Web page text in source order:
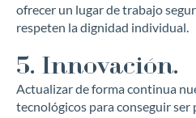
ofrecer un lugar de trabajo
respeten la dignidad individual.
5. Innovación.
Actualizar de forma continua
tecnológicos para conseguir